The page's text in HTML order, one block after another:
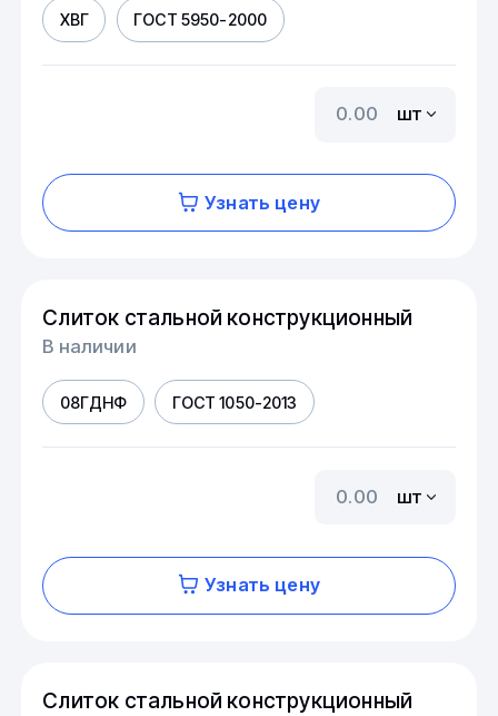
ХВГ ГОСТ 5950-2000
шт
Узнать цену
Слиток стальной конструкционный
В наличии
08ГДНФ ГОСТ 1050-2013
шт
Узнать цену
Слиток стальной конструкционный